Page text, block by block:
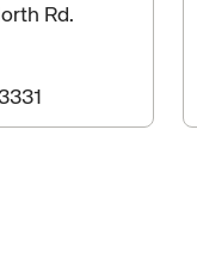
Rd.